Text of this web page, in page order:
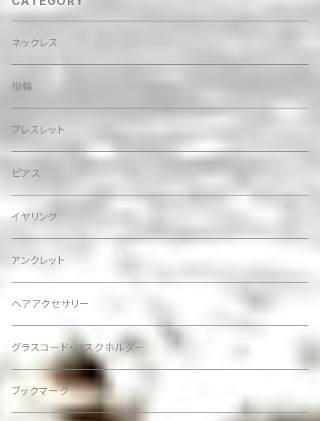
ネックレス
指輪
ブレスレット
ピアス
イヤリング
アンクレット
ヘアアクセサリー
グラスコード・マスクホルダー
ブックマーク